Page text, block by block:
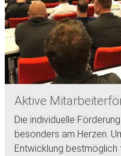
Aktive
Die individuelle
besonders am Herzen.
Entwicklung